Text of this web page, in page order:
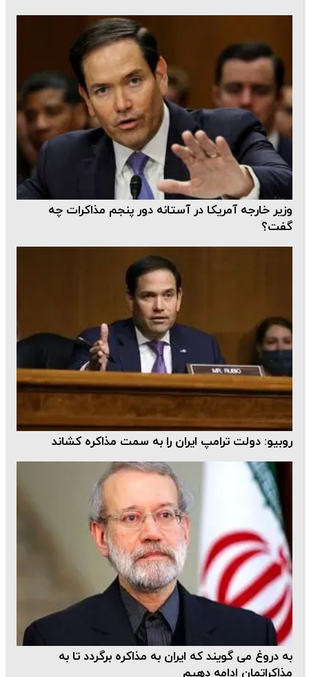
وزیر خارجه آمریکا در آستانه دور پنجم مذاکرات چه
گفت؟
روبیو: دولت ترامپ ایران را به سمت مذاکره کشاند
به دروغ می گویند که ایران به مذاکره برگردد تا به
مذاکراتمان ادامه دهیم